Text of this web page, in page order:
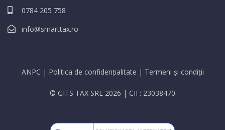
0784 205 758
info@smarttax.ro
ANPC | Politica de confidențialitate | Termeni și condiții
© GITS TAX SRL 2026 | CIF: 23038470